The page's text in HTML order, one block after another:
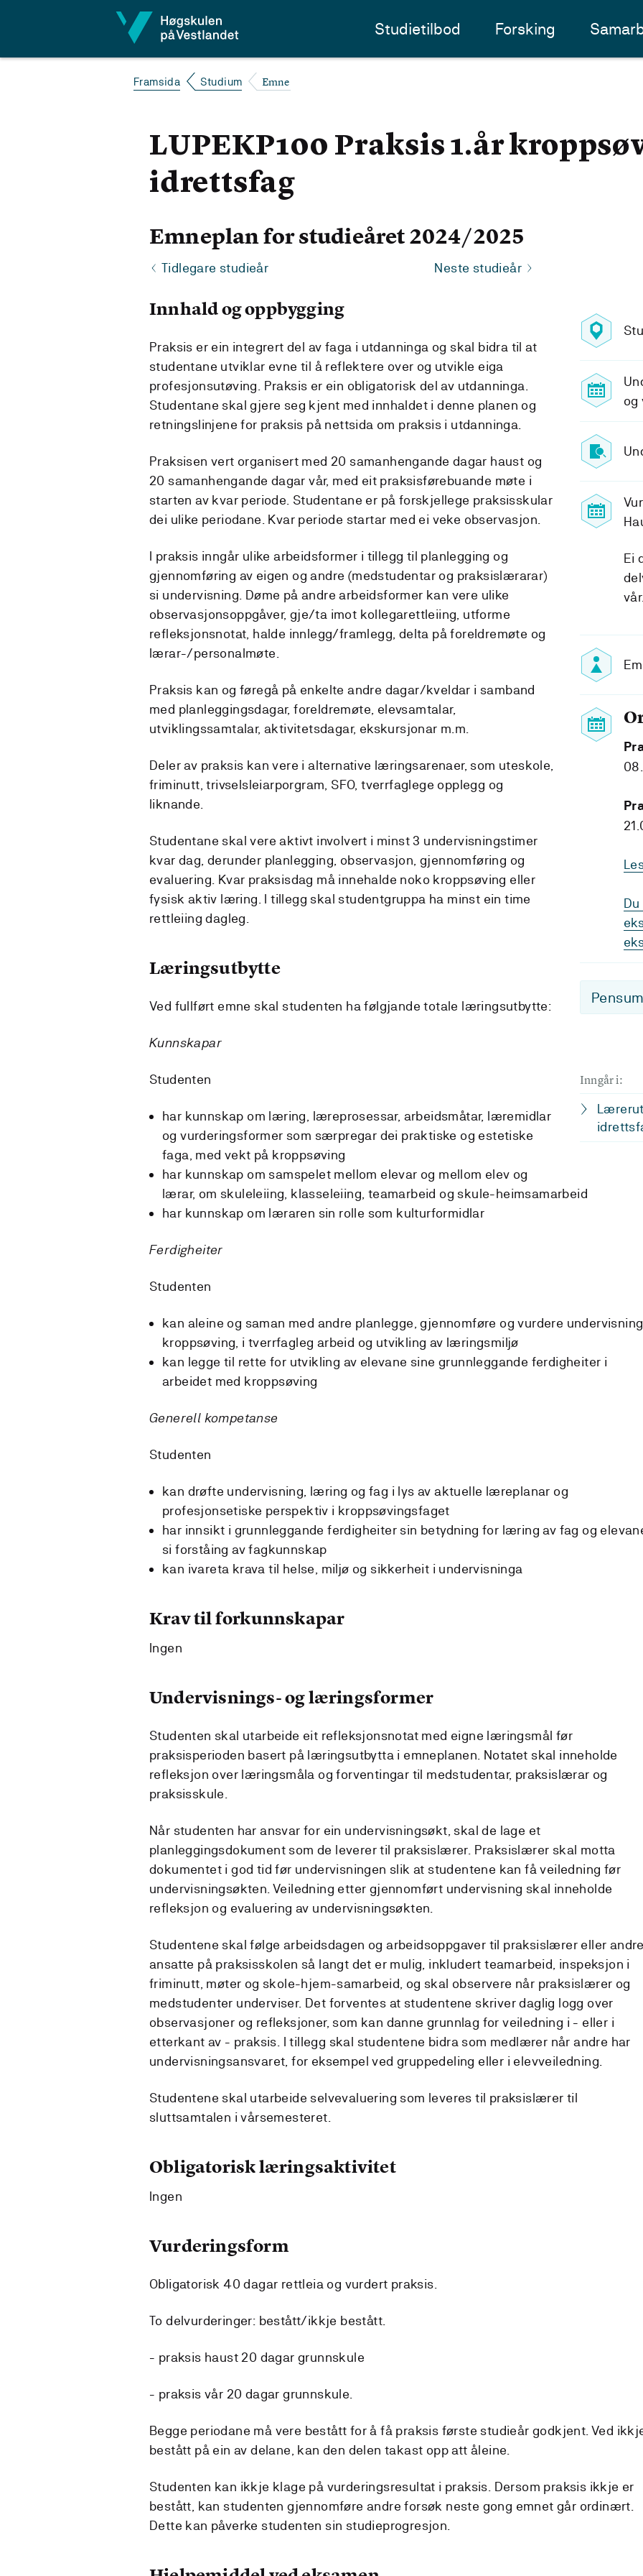
Studietilbod Forsking
Framsida Studium Emne
LUPEKP100 Praksis 1.år
idrettsfag
Emneplan for studieåret 2024/2025
Tidlegare studieår Neste studieår
og
Ei
Inngår i:
Innhald og oppbygging
Praksis er ein integrert del av faga i utdanninga og skal bidra til at
studentane utviklar evne til å reflektere over og utvikle eiga
profesjonsutøving. Praksis er ein obligatorisk del av utdanninga.
Studentane skal gjere seg kjent med innhaldet i denne planen og
retningslinjene for praksis på nettsida om praksis i utdanninga.
Praksisen vert organisert med 20 samanhengande dagar haust og
20 samanhengande dagar vår, med eit praksisførebuande møte i
starten av kvar periode. Studentane er på forskjellege praksisskular
dei ulike periodane. Kvar periode startar med ei veke observasjon.
I praksis inngår ulike arbeidsformer i tillegg til planlegging og
gjennomføring av eigen og andre (medstudentar og praksislærarar)
si undervisning. Døme på andre arbeidsformer kan vere ulike
observasjonsoppgåver, gje/ta imot kollegarettleiing, utforme
refleksjonsnotat, halde innlegg/framlegg, delta på foreldremøte og
lærar-/personalmøte.
Praksis kan og føregå på enkelte andre dagar/kveldar i samband
med planleggingsdagar, foreldremøte, elevsamtalar,
utviklingssamtalar, aktivitetsdagar, ekskursjonar m.m.
Deler av praksis kan vere i alternative læringsarenaer, som uteskole,
friminutt, trivselsleiarporgram, SFO, tverrfaglege opplegg og
liknande.
Studentane skal vere aktivt involvert i minst 3 undervisningstimer
kvar dag, derunder planlegging, observasjon, gjennomføring og
evaluering. Kvar praksisdag må innehalde noko kroppsøving eller
fysisk aktiv læring. I tillegg skal studentgruppa ha minst ein time
rettleiing dagleg.
Læringsutbytte
Ved fullført emne skal studenten ha følgjande totale læringsutbytte:
Kunnskapar
Studenten
har kunnskap om læring, læreprosessar, arbeidsmåtar, læremidlar
og vurderingsformer som særpregar dei praktiske og estetiske
faga, med vekt på kroppsøving
har kunnskap om samspelet mellom elevar og mellom elev og
lærar, om skuleleiing, klasseleiing, teamarbeid og skule-heimsamarbeid
har kunnskap om læraren sin rolle som kulturformidlar
Ferdigheiter
Studenten
kan aleine og saman med andre planlegge, gjennomføre og vurdere
kroppsøving, i tverrfagleg arbeid og utvikling av læringsmiljø
kan legge til rette for utvikling av elevane sine grunnleggande ferdigheiter i
arbeidet med kroppsøving
Generell kompetanse
Studenten
kan drøfte undervisning, læring og fag i lys av aktuelle læreplanar og
profesjonsetiske perspektiv i kroppsøvingsfaget
har innsikt i grunnleggande ferdigheiter sin betydning for læring av fag og
si forståing av fagkunnskap
kan ivareta krava til helse, miljø og sikkerheit i undervisninga
Krav til forkunnskapar
Ingen
Undervisnings- og læringsformer
Studenten skal utarbeide eit refleksjonsnotat med eigne læringsmål før
praksisperioden basert på læringsutbytta i emneplanen. Notatet skal inneholde
refleksjon over læringsmåla og forventingar til medstudentar, praksislærar og
praksisskule.
Når studenten har ansvar for ein undervisningsøkt, skal de lage et
planleggingsdokument som de leverer til praksislærer. Praksislærer skal motta
dokumentet i god tid før undervisningen slik at studentene kan få veiledning før
undervisningsøkten. Veiledning etter gjennomført undervisning skal inneholde
refleksjon og evaluering av undervisningsøkten.
Studentene skal følge arbeidsdagen og arbeidsoppgaver til praksislærer eller
ansatte på praksisskolen så langt det er mulig, inkludert teamarbeid, inspeksjon i
friminutt, møter og skole-hjem-samarbeid, og skal observere når praksislærer og
medstudenter underviser. Det forventes at studentene skriver daglig logg over
observasjoner og refleksjoner, som kan danne grunnlag for veiledning i - eller i
etterkant av - praksis. I tillegg skal studentene bidra som medlærer når andre har
undervisningsansvaret, for eksempel ved gruppedeling eller i elevveiledning.
Studentene skal utarbeide selvevaluering som leveres til praksislærer til
sluttsamtalen i vårsemesteret.
Obligatorisk læringsaktivitet
Ingen
Vurderingsform
Obligatorisk 40 dagar rettleia og vurdert praksis.
To delvurderinger: bestått/ikkje bestått.
- praksis haust 20 dagar grunnskule
- praksis vår 20 dagar grunnskule.
Begge periodane må vere bestått for å få praksis første studieår godkjent. Ved
bestått på ein av delane, kan den delen takast opp att åleine.
Studenten kan ikkje klage på vurderingsresultat i praksis. Dersom praksis ikkje er
bestått, kan studenten gjennomføre andre forsøk neste gong emnet går ordinært.
Dette kan påverke studenten sin studieprogresjon.